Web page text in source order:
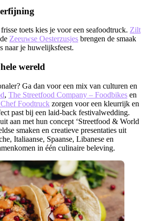
toets kies je voor een seafoodtruck. Zilt
Zeeuwse Oesterzusjes brengen de smaak
naar je huwelijksfeest.
wereld
Ga dan voor een mix van culturen en
, The Streetfood Company – Foodbikes en
Foodtruck zorgen voor een kleurrijk en
past bij een laid-back festivalwedding.
aan met hun concept ‘Streetfood & World
smaken en creatieve presentaties uit
Italiaanse, Spaanse, Libanese en
in één culinaire beleving.